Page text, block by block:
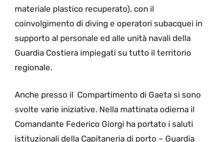
materiale plastico recuperato), con il
coinvolgimento di diving e operatori subacquei in
supporto al personale ed alle unità navali della
Guardia Costiera impiegati su tutto il territorio
regionale.
Anche presso il Compartimento di Gaeta si sono
svolte varie iniziative. Nella mattinata odierna il
Comandante Federico Giorgi ha portato i saluti
istituzionali della Capitaneria di porto – Guardia